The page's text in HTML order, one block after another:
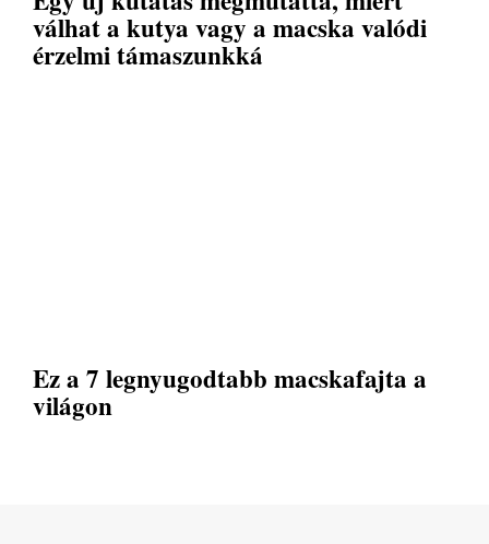
válhat a kutya vagy a macska valódi
érzelmi támaszunkká
Ez a 7 legnyugodtabb macskafajta a
világon